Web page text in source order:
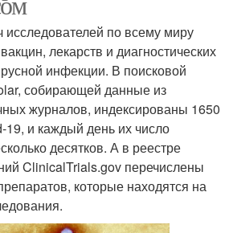
исследователей по всему миру
лекарств и диагностических
инфекции. В поисковой
собирающей данные из
журналов, индексированы 1650
19, и каждый день их число
десятков. А в реестре
ClinicalTrials.gov перечислены
которые находятся на